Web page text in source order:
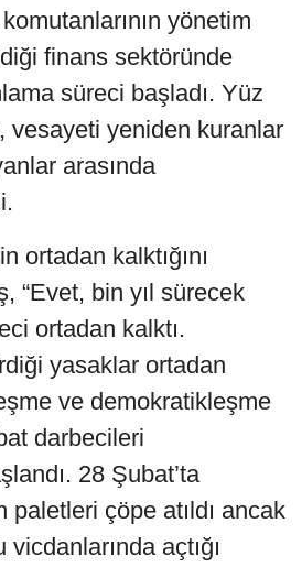
komutanlarının yönetim
finans sektöründe
süreci başladı. Yüz
vesayeti yeniden kuranlar
arasında
ortadan kalktığını
“Evet, bin yıl sürecek
ortadan kalktı.
yasaklar ortadan
ve demokratikleşme
darbecileri
28 Şubat’ta
paletleri çöpe atıldı ancak
açtığı